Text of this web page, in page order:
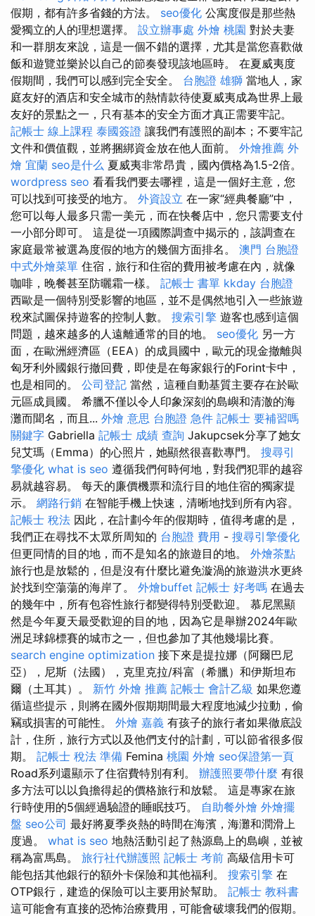
假期，都有許多省錢的方法。 seo優化 公寓度假是那些熱
愛獨立的人的理想選擇。 設立辦事處 外燴 桃園 對於夫妻
和一群朋友來說，這是一個不錯的選擇，尤其是當您喜歡做
飯和遊覽並樂於以自己的節奏發現該地區時。 在夏威夷度
假期間，我們可以感到完全安全。 台胞證 雄獅 當地人，家
庭友好的酒店和安全城市的熱情款待使夏威夷成為世界上最
友好的景點之一，只有基本的安全方面才真正需要牢記。
記帳士 線上課程 泰國簽證 讓我們有護照的副本；不要牢記
文件和價值觀，並將捆綁資金放在他人面前。 外燴推薦 外
燴 宜蘭 seo是什么 夏威夷非常昂貴，國內價格為1.5-2倍。
wordpress seo 看看我們要去哪裡，這是一個好主意，您
可以找到可接受的地方。 外資設立 在一家“經典餐廳”中，
您可以每人最多只需一美元，而在快餐店中，您只需要支付
一小部分即可。 這是從一項國際調查中揭示的，該調查在
家庭最常被選為度假的地方的幾個方面排名。 澳門 台胞證
中式外燴菜單 住宿，旅行和住宿的費用被考慮在內，就像
咖啡，晚餐甚至防曬霜一樣。 記帳士 書單 kkday 台胞證
西歐是一個特別受影響的地區，並不是偶然地引入一些旅遊
稅來試圖保持遊客的控制人數。 搜索引擎 遊客也感到這個
問題，越來越多的人遠離通常的目的地。 seo優化 另一方
面，在歐洲經濟區（EEA）的成員國中，歐元的現金撤離與
匈牙利外國銀行撤回費，即使是在每家銀行的Forint卡中，
也是相同的。 公司登記 當然，這種自動基質主要存在於歐
元區成員國。 希臘不僅以令人印象深刻的島嶼和清澈的海
灘而聞名，而且... 外燴 意思 台胞證 急件 記帳士 要補習嗎
關鍵字 Gabriella 記帳士 成績 查詢 Jakupcsek分享了她女
兒艾瑪（Emma）的心照片，她顯然很喜歡專門。 搜尋引
擎優化 what is seo 遵循我們何時何地，對我們犯罪的越容
易就越容易。 每天的廉價機票和流行目的地住宿的獨家提
示。 網路行銷 在智能手機上快速，清晰地找到所有內容。
記帳士 稅法 因此，在計劃今年的假期時，值得考慮的是，
我們正在尋找不太眾所周知的 台胞證 費用 - 搜尋引擎優化
但更同情的目的地，而不是知名的旅遊目的地。 外燴茶點
旅行也是放鬆的，但是沒有什麼比避免漩渦的旅遊洪水更終
於找到空蕩蕩的海岸了。 外燴buffet 記帳士 好考嗎 在過去
的幾年中，所有包容性旅行都變得特別受歡迎。 慕尼黑顯
然是今年夏天最受歡迎的目的地，因為它是舉辦2024年歐
洲足球錦標賽的城市之一，但也參加了其他幾場比賽。
search engine optimization 接下來是提拉娜（阿爾巴尼
亞），尼斯（法國），克里克拉/科富（希臘）和伊斯坦布
爾（土耳其）。 新竹 外燴 推薦 記帳士 會計乙級 如果您遵
循這些提示，則將在國外假期期間最大程度地減少拉動，偷
竊或損害的可能性。 外燴 嘉義 有孩子的旅行者如果徹底設
計，住所，旅行方式以及他們支付的計劃，可以節省很多假
期。 記帳士 稅法 準備 Femina 桃園 外燴 seo保證第一頁
Road系列還顯示了住宿費特別有利。 辦護照要帶什麼 有很
多方法可以以負擔得起的價格旅行和放鬆。 這是專家在旅
行時使用的5個經過驗證的睡眠技巧。 自助餐外燴 外燴擺
盤 seo公司 最好將夏季炎熱的時間在海濱，海灘和潤滑上
度過。 what is seo 地熱活動引起了熱源島上的島嶼，並被
稱為富馬島。 旅行社代辦護照 記帳士 考前 高級信用卡可
能包括其他銀行的額外卡保險和其他福利。 搜索引擎 在
OTP銀行，建造的保險可以主要用於幫助。 記帳士 教科書
這可能會有直接的恐怖治療費用，可能會破壞我們的假期。